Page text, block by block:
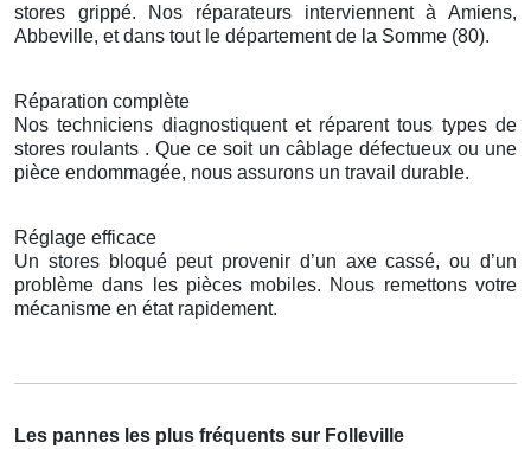
stores grippé. Nos réparateurs interviennent à Amiens,
Abbeville, et dans tout le département de la Somme (80).
Réparation complète
Nos techniciens diagnostiquent et réparent tous types de
stores roulants . Que ce soit un câblage défectueux ou une
pièce endommagée, nous assurons un travail durable.
Réglage efficace
Un stores bloqué peut provenir d’un axe cassé, ou d’un
problème dans les pièces mobiles. Nous remettons votre
mécanisme en état rapidement.
Les pannes les plus fréquents sur Folleville